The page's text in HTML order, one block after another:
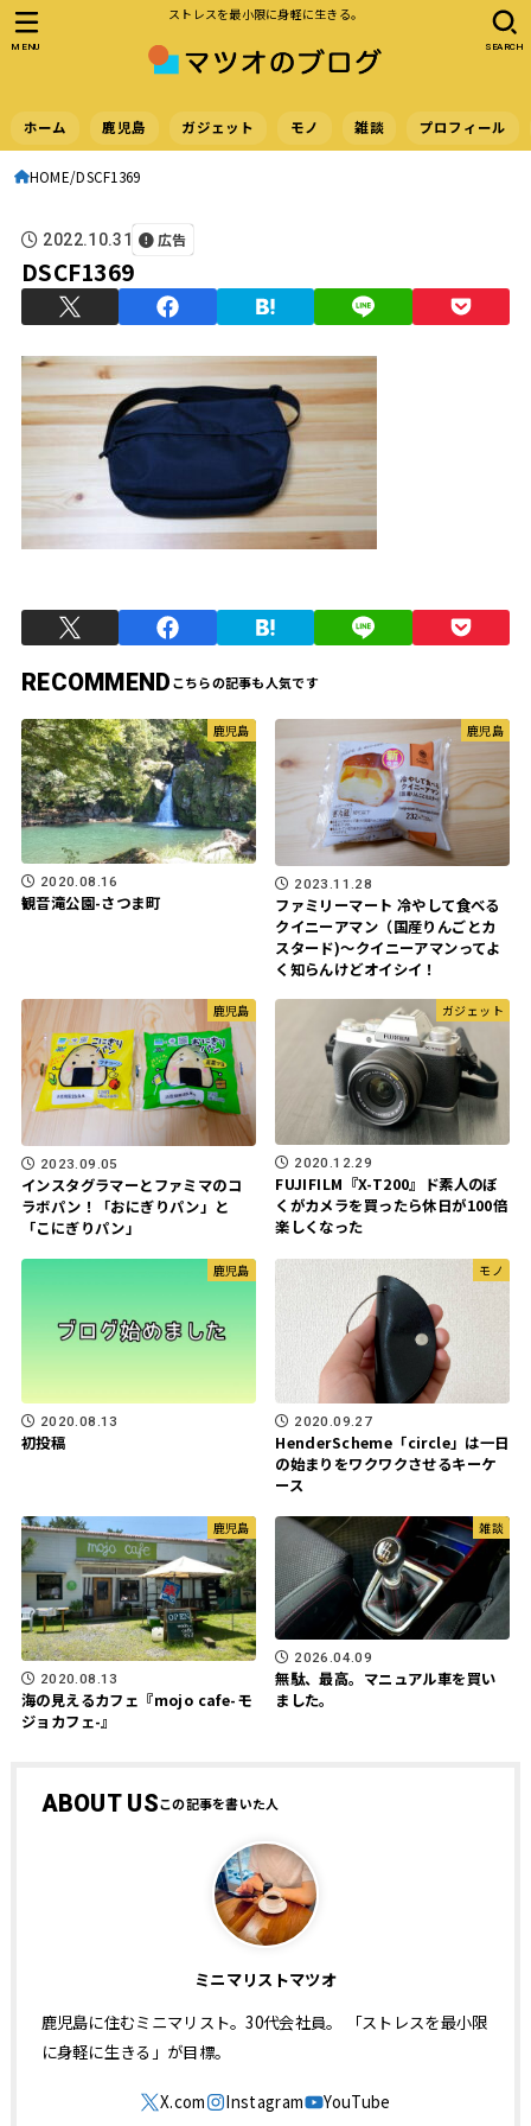
ストレスを最小限に身軽に生きる。
ホーム 鹿児島 ガジェット モノ 雑談 プロフィール
SEARCH
MENU
HOME DSCF1369
2022.10.31 広告
DSCF1369
RECOMMEND
鹿児島
2020.08.16
観音滝公園-さつま町
鹿児島
2023.11.28
ファミリーマート 冷やして食べる
クイニーアマン（国産りんごとカ
スタード)〜クイニーアマンってよ
く知らんけどオイシイ！
鹿児島
2023.09.05
インスタグラマーとファミマのコ
ラボパン！「おにぎりパン」と
「こにぎりパン」
ガジェット
2020.12.29
FUJIFILM『X-T200』ド素人のぼ
くがカメラを買ったら休日が100倍
楽しくなった
鹿児島
2020.08.13
初投稿
モノ
2020.09.27
HenderScheme「circle」は一日
の始まりをワクワクさせるキーケ
ース
鹿児島
2020.08.13
海の見えるカフェ『mojo cafe-モ
ジョカフェ-』
雑談
2026.04.09
無駄、最高。マニュアル車を買い
ました。
ABOUT US
ミニマリストマツオ
鹿児島に住むミニマリスト。30代会社員。 「ストレスを最小限
に身軽に生きる」が目標。